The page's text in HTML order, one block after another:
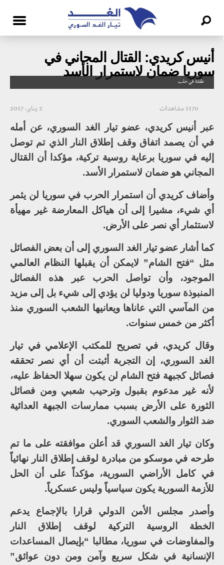
أنيس كريدي: القتال المجاني في
سوريا ضمان لاستمرار الأسد
طفلة في حلب
2 يناير، 2017 1170 مشاهدات
عبر أنيس كريدي، عضو تيار الغد السوري، عن أمله
في أن يصمد اتفاق وقف إطلاق النار الذي تم توصل
إليه في سوريا برعاية روسية تركية، مؤكدا أن القتال
المجاني هو ضمان لاستمرار الأسد.
وأضاف كريدي أن استمرار الحرب في سوريا لن يثمر
أي شيء، مشيرا إلى أن هياكل المعارضة غير مهيأة
لاستثمار أي نصر على الأرض.
كما أشار عضو تيار الغد السوري إلى أن بعض الفصائل
مثل “فتح الشام” لايمكن أن يقبلها النظام العالمي
الموجود، وأن تواصل الحرب عبر هذه الفصائل
المنبوذة سوريا ودوليا لن يؤدي إلى شيء بل إلى مزيد
من المآسي التي عاناها ويعانيها الشعب السوري منذ
أكثر من خمس سنوات.
وقال كريدي، في تصريح للمكتب الإعلامي في تيار
الغد السوري، إن التجربة أثبتت أن أي نصر تحققه
فصائل كجبهة فتح الشام لن يكون سهلا الحفاظ عليه،
لأنه غير مدعوم بقبول وترحيب شعبي ومن فصائل
الثورة على الأرض بسبب ممارسات الجبهة العدائية
ضد الثوار والشعب السوري.
وكان تيار الغد السوري قد أعلن موافقته على ما تم
طرحه في موسكو من مبادرة لوقف إطلاق النار نهائياً
في كامل الأراضي السورية، مؤكداً على أن الحل
للأزمة السورية يكون سياسياً وليس عسكرياً.
وأصدر مجلس الأمن الدولي قرارا بالإجماع يدعم
الخطة الروسية التركية لوقف إطلاق النار
والمفاوضات في سوريا، مطالبا “بإيصال المساعدات
الإنسانية في شكل سريع وآمن ومن دون عوائق”